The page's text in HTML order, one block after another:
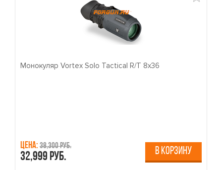
Монокуляр Vortex Solo Tactical R/T 8x36
Цена: 38,300 руб.
32,999 руб. В КОРЗИНУ